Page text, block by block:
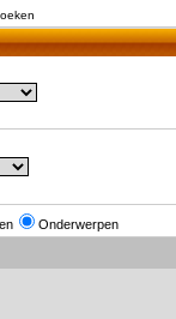
Onderwerpen